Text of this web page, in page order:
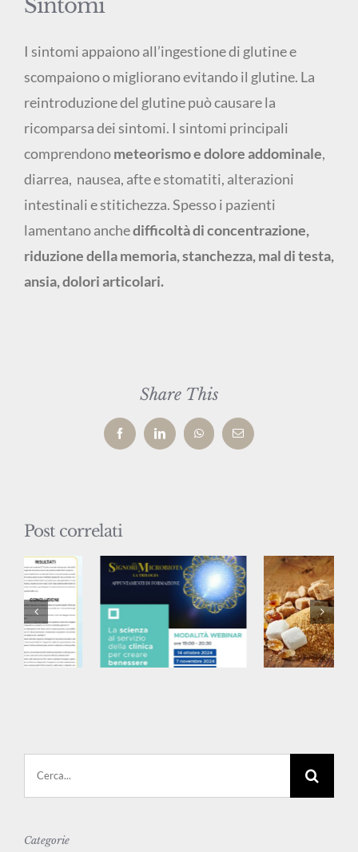
Sintomi
I sintomi appaiono all’ingestione di glutine e
scompaiono o migliorano evitando il glutine. La
reintroduzione del glutine può causare la
ricomparsa dei sintomi. I sintomi principali
comprendonometeorismo e dolore addominale,
diarrea, nausea, afte e stomatiti, alterazioni
intestinali e stitichezza. Spesso i pazienti
lamentano anchedifficoltà di concentrazione,
riduzione della memoria, stanchezza, mal di testa,
ansia, dolori articolari.
Share This
FacebookLinkedInWhatsAppEmail
Post correlati
Categorie